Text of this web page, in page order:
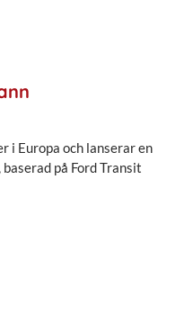
i Europa och lanserar en
på Ford Transit